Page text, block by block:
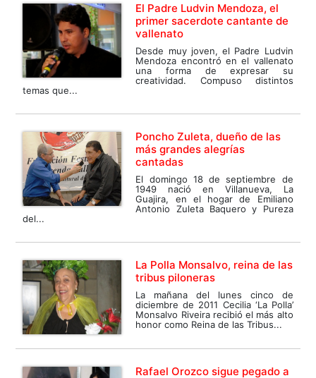
El Padre Ludvin Mendoza, el
primer sacerdote cantante de
vallenato
Desde muy joven, el Padre Ludvin
Mendoza encontró en el vallenato
una forma de expresar su
creatividad. Compuso distintos
temas que...
Poncho Zuleta, dueño de las
más grandes alegrías
cantadas
El domingo 18 de septiembre de
1949 nació en Villanueva, La
Guajira, en el hogar de Emiliano
Antonio Zuleta Baquero y Pureza
del...
La Polla Monsalvo, reina de las
tribus piloneras
La mañana del lunes cinco de
diciembre de 2011 Cecilia ‘La Polla’
Monsalvo Riveira recibió el más alto
honor como Reina de las Tribus...
Rafael Orozco sigue pegado a